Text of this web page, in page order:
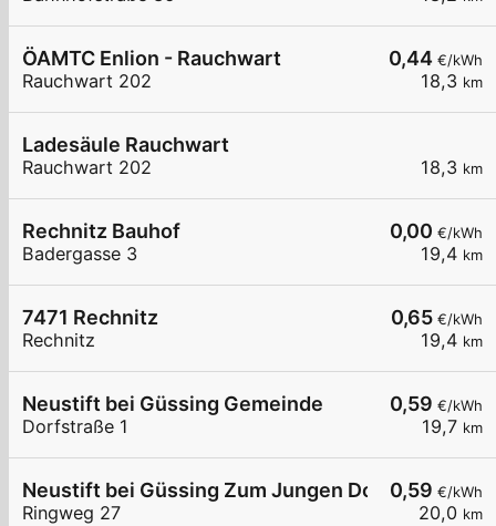
0,44 €/kWh
18,3 km
ÖAMTC Enlion - Rauchwart
Rauchwart 202
18,3 km
Ladesäule Rauchwart
Rauchwart 202
0,00 €/kWh
19,4 km
Rechnitz Bauhof
Badergasse 3
0,65 €/kWh
19,4 km
7471 Rechnitz
Rechnitz
0,59 €/kWh
19,7 km
Neustift bei Güssing Gemeinde
Dorfstraße 1
0,59 €/kWh
20,0 km
Neustift bei Güssing Zum Jungen Dorfwirt
Ringweg 27